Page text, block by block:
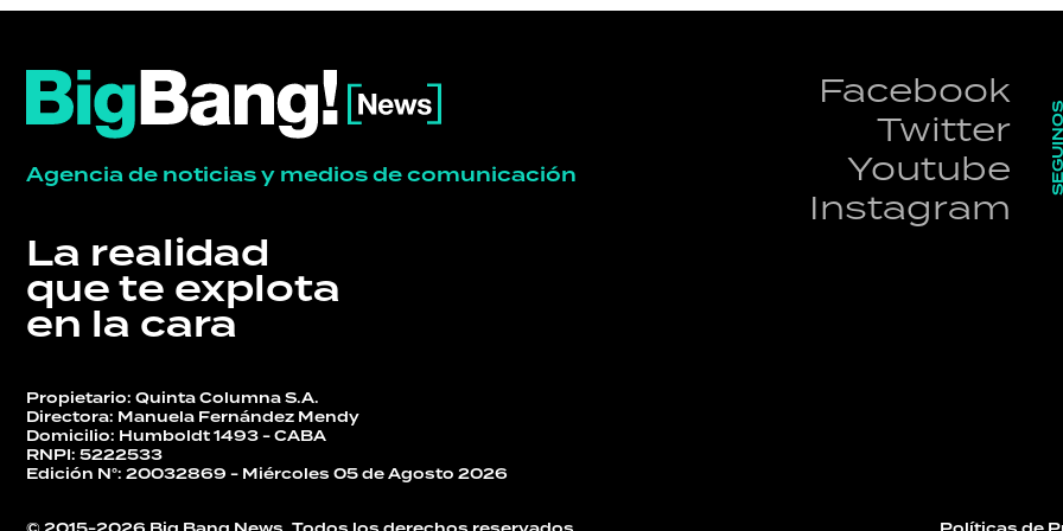
Agencia de noticias y medios de comunicación
La realidad
que te explota
en la cara
Facebook
Twitter
Youtube
Instagram
SEGUINOS
Propietario: Quinta Columna S.A.
Directora: Manuela Fernández Mendy
Domicilio: Humboldt 1493 - CABA
RNPI: 5222533
Edición N°: 20032869 - Miércoles 05 de Agosto 2026